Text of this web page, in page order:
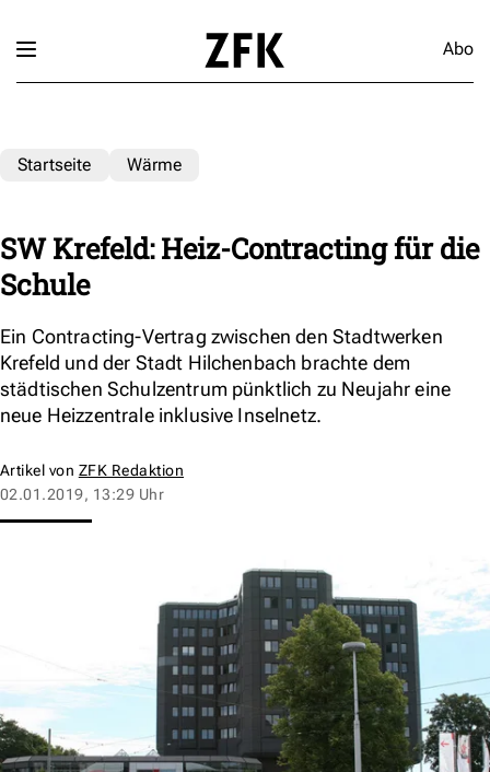
Abo
Startseite Wärme
SW Krefeld: Heiz-Contracting für die
Schule
Ein Contracting-Vertrag zwischen den Stadtwerken
Krefeld und der Stadt Hilchenbach brachte dem
städtischen Schulzentrum pünktlich zu Neujahr eine
neue Heizzentrale inklusive Inselnetz.
Artikel von ZFK Redaktion
02.01.2019, 13:29 Uhr